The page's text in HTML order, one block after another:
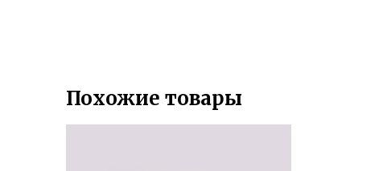
Похожие товары